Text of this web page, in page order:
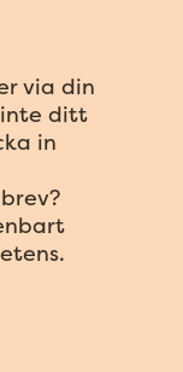
via din
ditt
in